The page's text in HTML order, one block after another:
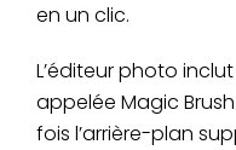
en un clic.
L’éditeur photo
appelée Magic
fois l’arrière-plan